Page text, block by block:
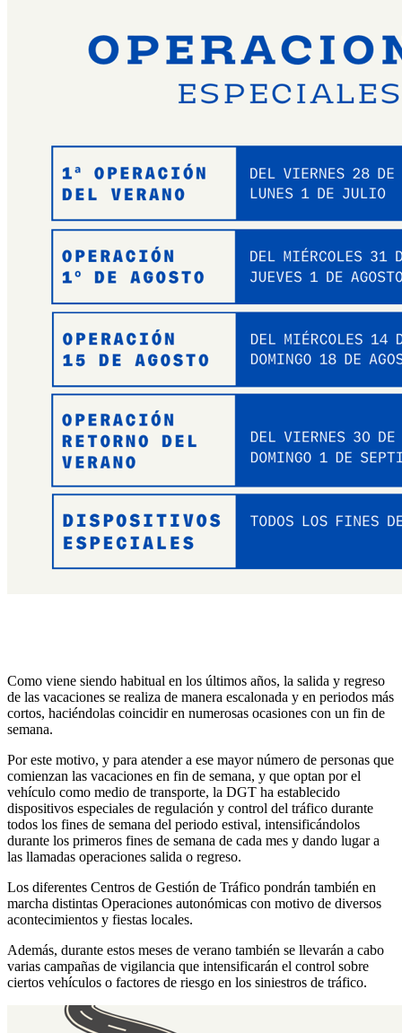
Como viene siendo habitual en los últimos años, la salida y regreso
de las vacaciones se realiza de manera escalonada y en periodos más
cortos, haciéndolas coincidir en numerosas ocasiones con un fin de
semana.
Por este motivo, y para atender a ese mayor número de personas que
comienzan las vacaciones en fin de semana, y que optan por el
vehículo como medio de transporte, la DGT ha establecido
dispositivos especiales de regulación y control del tráfico durante
todos los fines de semana del periodo estival, intensificándolos
durante los primeros fines de semana de cada mes y dando lugar a
las llamadas operaciones salida o regreso.
Los diferentes Centros de Gestión de Tráfico pondrán también en
marcha distintas Operaciones autonómicas con motivo de diversos
acontecimientos y fiestas locales.
Además, durante estos meses de verano también se llevarán a cabo
varias campañas de vigilancia que intensificarán el control sobre
ciertos vehículos o factores de riesgo en los siniestros de tráfico.